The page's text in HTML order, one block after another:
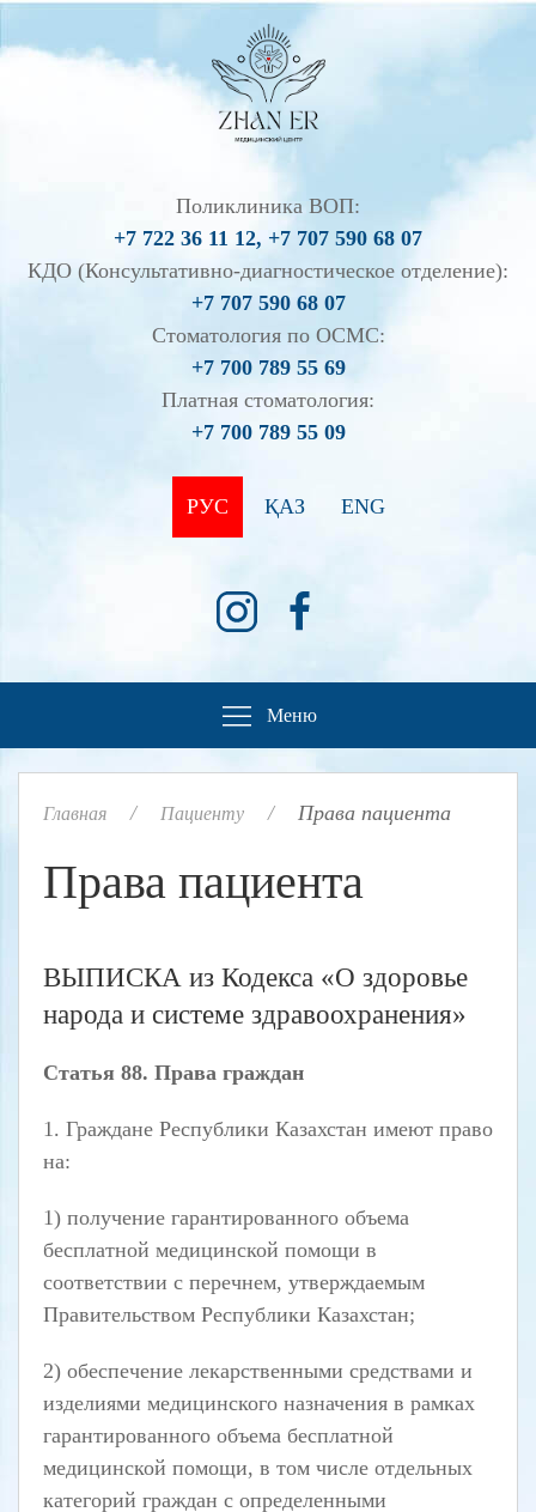
Поликлиника ВОП:
+7 722 36 11 12, +7 707 590 68 07
КДО (Консультативно-диагностическое отделение):
+7 707 590 68 07
Стоматология по ОСМС:
+7 700 789 55 69
Платная стоматология:
+7 700 789 55 09
РУС ҚАЗ ENG
Меню
Главная Пациенту Права пациента
Права пациента
ВЫПИСКА из Кодекса «О здоровье
народа и системе здравоохранения»
Статья 88. Права граждан
1. Граждане Республики Казахстан имеют право
на:
1) получение гарантированного объема
бесплатной медицинской помощи в
соответствии с перечнем, утверждаемым
Правительством Республики Казахстан;
2) обеспечение лекарственными средствами и
изделиями медицинского назначения в рамках
гарантированного объема бесплатной
медицинской помощи, в том числе отдельных
категорий граждан с определенными